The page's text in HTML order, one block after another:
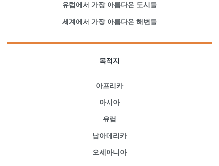
유럽에서 가장 아름다운 도시들
세계에서 가장 아름다운 해변들
목적지
아프리카
아시아
유럽
남아메리카
오세아니아